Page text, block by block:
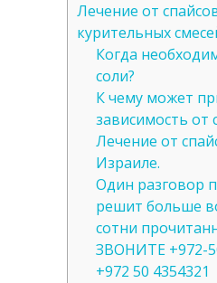
Лечение от
курительных
Когда
соли?
К чему может
зависимость от
Лечение от
Израиле.
Один разговор
решит больше
сотни
ЗВОНИТЕ +972-
+972 50 4354321